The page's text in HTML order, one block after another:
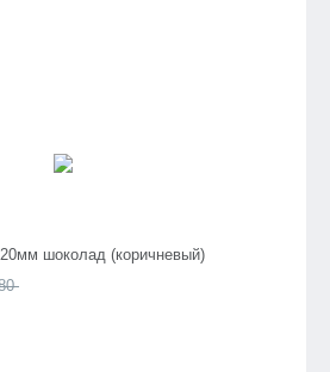
шоколад (коричневый)